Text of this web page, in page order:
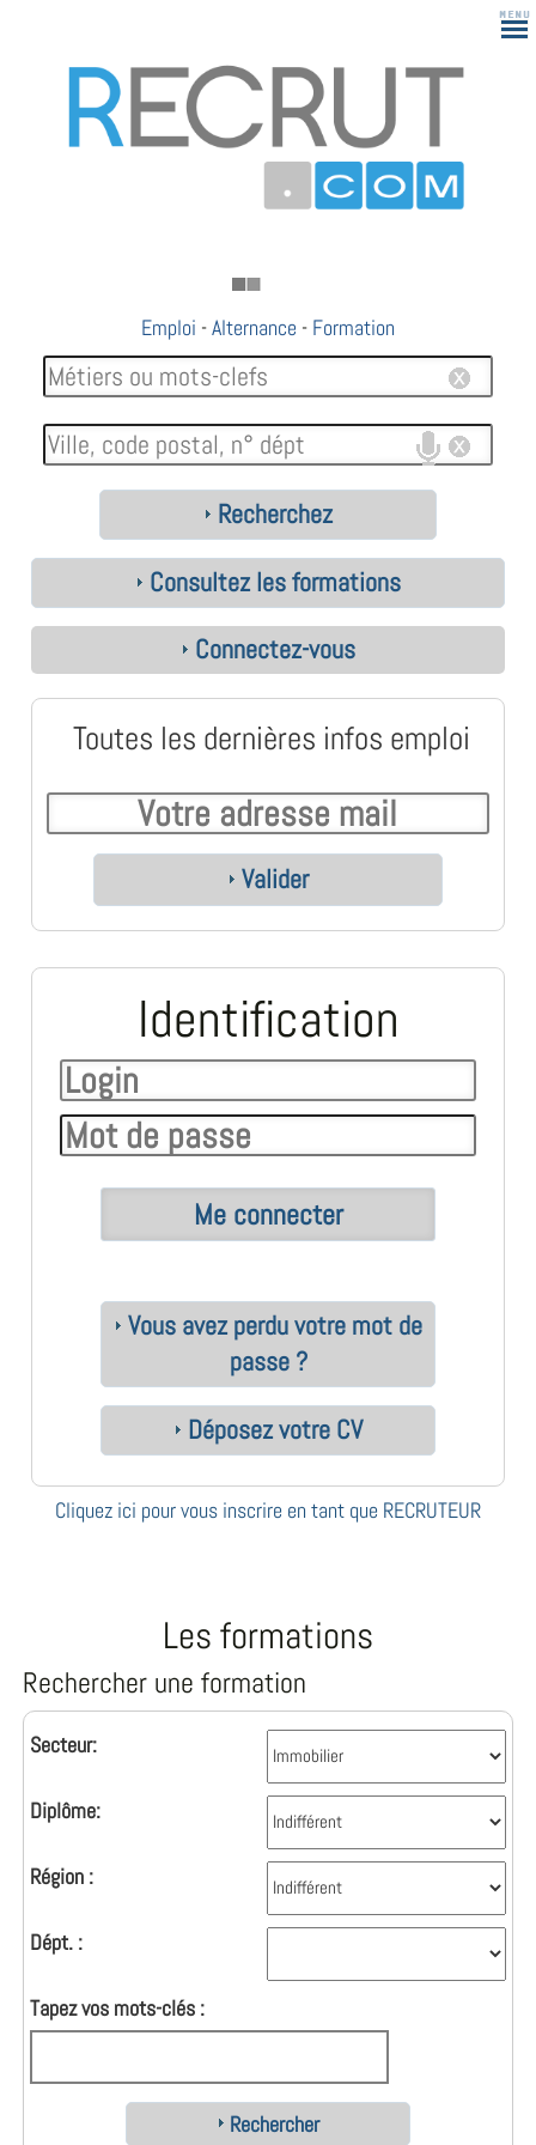
Emploi -Alternance - Formation
Recherchez
Consultez les formations
Connectez-vous
Toutes les dernières infos emploi
Valider
Identification
Vous avez perdu votre mot de
passe ?
Déposez votre CV
Cliquez ici pour vous inscrire en tant que RECRUTEUR
Les formations
Rechercher une formation
Secteur:
Diplôme:
Région :
Dépt. :
Tapez vos mots-clés :
Rechercher